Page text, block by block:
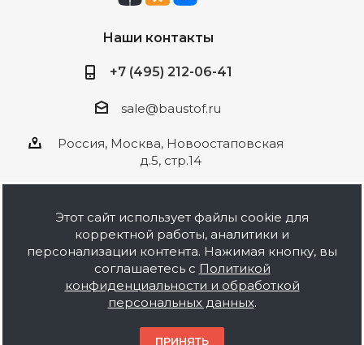
Наши контакты
+7 (495) 212-06-41
sale@baustof.ru
Россия, Москва, Новоостаповская
д.5, стр.14
2026 © ООО Баустов. Собственное
производство лакокрасочной продукции,
оптовая и розничная продажа строительных
материалов, комплектация объектов под ключ.
Информация на сайте носит ознакомительный
характер и не является публичной офертой.
Этот сайт использует файлы cookie для
корректной работы, аналитики и
персонализации контента. Нажимая кнопку, вы
соглашаетесь с Политикой
конфиденциальности и обработкой
персональных данных.
ПРИНЯТЬ